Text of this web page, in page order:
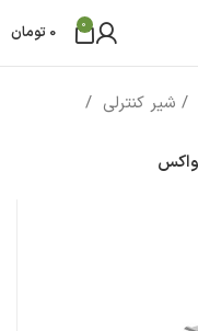
0
0 تومان
شیر کنترلی